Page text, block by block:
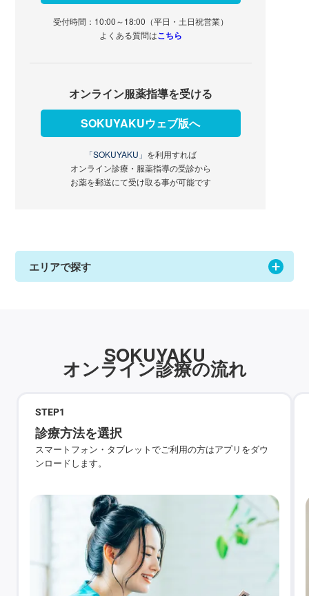
受付時間：10:00～18:00（平日・土日祝営業）
よくある質問はこちら
オンライン服薬指導を受ける
SOKUYAKUウェブ版へ
「SOKUYAKU」 を利用すれば
オンライン診療・服薬指導の受診から
お薬を郵送にて受け取る事が可能です
エリアで探す
SOKUYAKU
オンライン診療の流れ
STEP1
診療方法を選択
スマートフォン・タブレットでご利用の方はアプリをダウ
ンロードします。